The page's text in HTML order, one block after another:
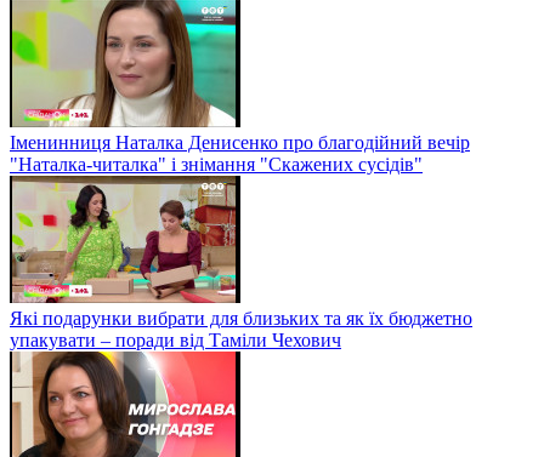
Іменинниця Наталка Денисенко про благодійний вечір
"Наталка-читалка" і знімання "Скажених сусідів"
Які подарунки вибрати для близьких та як їх бюджетно
упакувати – поради від Таміли Чехович